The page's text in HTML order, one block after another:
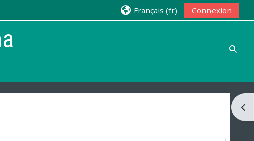
Français ‎(fr)‎ Connexion